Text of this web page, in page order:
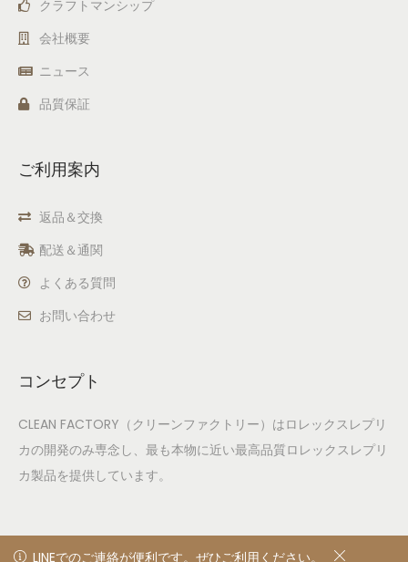
クラフトマンシップ
会社概要
ニュース
品質保証
ご利用案内
返品＆交換
配送＆通関
よくある質問
お問い合わせ
コンセプト
CLEAN FACTORY（クリーンファクトリー）はロレックスレプリ
カの開発のみ専念し、最も本物に近い最高品質ロレックスレプリ
カ製品を提供しています。
LINEでのご連絡が便利です。ぜひご利用ください。